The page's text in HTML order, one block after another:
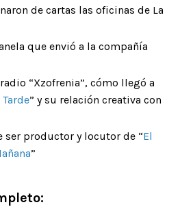
de cartas las oficinas de La
que envió a la compañía
“Xzofrenia”, cómo llegó a
Tarde” y su relación creativa con
ser productor y locutor de “El
”